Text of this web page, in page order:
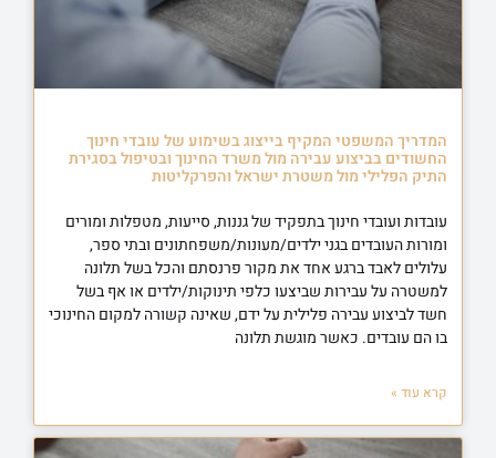
המדריך המשפטי המקיף בייצוג בשימוע של עובדי חינוך
החשודים בביצוע עבירה מול משרד החינוך ובטיפול בסגירת
התיק הפלילי מול משטרת ישראל והפרקליטות
עובדות ועובדי חינוך בתפקיד של גננות, סייעות, מטפלות ומורים
ומורות העובדים בגני ילדים/מעונות/משפחתונים ובתי ספר,
עלולים לאבד ברגע אחד את מקור פרנסתם והכל בשל תלונה
למשטרה על עבירות שביצעו כלפי תינוקות/ילדים או אף בשל
חשד לביצוע עבירה פלילית על ידם, שאינה קשורה למקום החינוכי
בו הם עובדים. כאשר מוגשת תלונה
קרא עוד »